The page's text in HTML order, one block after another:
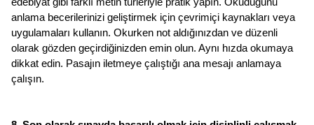
anlama becerilerinizi geliştirmek için çevrimiçi kaynakları veya
uygulamaları kullanın. Okurken not aldığınızdan ve düzenli
olarak gözden geçirdiğinizden emin olun. Aynı hızda okumaya
dikkat edin. Pasajın iletmeye çalıştığı ana mesajı anlamaya
çalışın.